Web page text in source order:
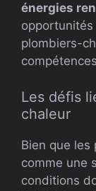
énergies
plombiers-
Les défis
chaleur
Bien que les
comme une
conditions